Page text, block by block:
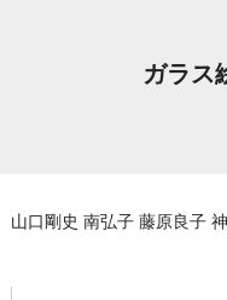
ガラス
山口剛史 南弘子 藤原良子